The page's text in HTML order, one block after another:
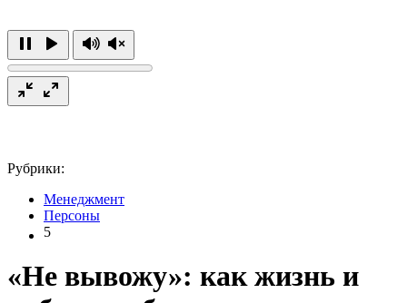
Рубрики:
Менеджмент
Персоны
5
«Не вывожу»: как жизнь и